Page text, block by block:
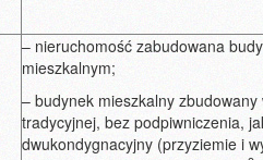
– nieruchomość zabudowana
mieszkalnym;
– budynek mieszkalny zbudowany
tradycyjnej, bez podpiwniczenia,
dwukondygnacyjny (przyziemie i